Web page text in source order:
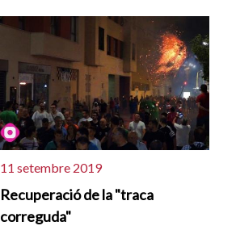
11 setembre 2019
Recuperació de la "traca
correguda"